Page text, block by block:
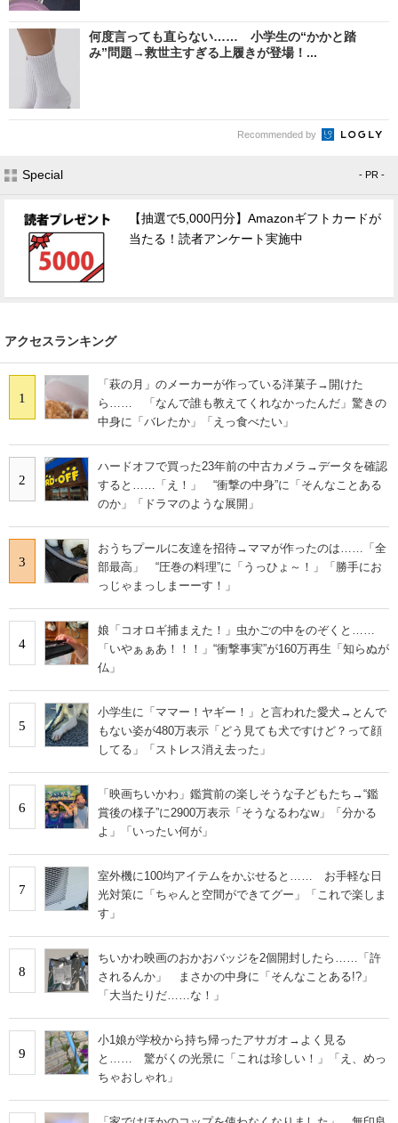
何度言っても直らない…… 小学生の“かかと踏
み”問題→救世主すぎる上履きが登場！...
Recommended by
Special - PR -
【抽選で5,000円分】Amazonギフトカードが
当たる！読者アンケート実施中
アクセスランキング
1
「萩の月」のメーカーが作っている洋菓子→開けた
ら…… 「なんで誰も教えてくれなかったんだ」驚きの
中身に「バレたか」「えっ食べたい」
2
ハードオフで買った23年前の中古カメラ→データを確認
すると……「え！」 “衝撃の中身”に「そんなことある
のか」「ドラマのような展開」
3
おうちプールに友達を招待→ママが作ったのは……「全
部最高」 “圧巻の料理”に「うっひょ～！」「勝手にお
っじゃまっしまーーす！」
4
娘「コオロギ捕まえた！」虫かごの中をのぞくと……
「いやぁぁあ！！！」“衝撃事実”が160万再生「知らぬが
仏」
5
小学生に「ママー！ヤギー！」と言われた愛犬→とんで
もない姿が480万表示「どう見ても犬ですけど？って顔
してる」「ストレス消え去った」
6
「映画ちいかわ」鑑賞前の楽しそうな子どもたち→“鑑
賞後の様子”に2900万表示「そうなるわなw」「分かる
よ」「いったい何が」
7
室外機に100均アイテムをかぶせると…… お手軽な日
光対策に「ちゃんと空間ができてグー」「これで楽しま
す」
8
ちいかわ映画のおかおバッジを2個開封したら……「許
されるんか」 まさかの中身に「そんなことある!?」
「大当たりだ……な！」
9
小1娘が学校から持ち帰ったアサガオ→よく見る
と…… 驚がくの光景に「これは珍しい！」「え、めっ
ちゃおしゃれ」